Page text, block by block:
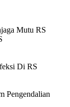
Mutu RS
Di RS
Pengendalian